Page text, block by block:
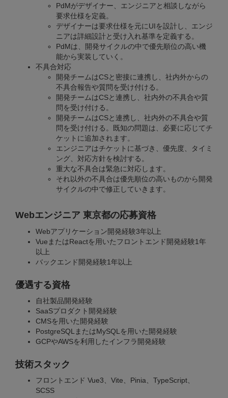
PdMがデザイナー、エンジニアと相談しながら
要求仕様を定義。
デザイナーは要求仕様を元にUIを設計し、エンジ
ニアは詳細設計と受け入れ基準を定義する。
PdMは、開発サイクルの中で優先順位の高い機
能から実装していく。
不具合対応
開発チームはCSと密接に連携し、社内外からの
不具合報告や質問を受け付ける。
開発チームはCSと連携し、社内外の不具合や質
問を受け付ける。
開発チームはCSと連携し、社内外の不具合や質
問を受け付ける。既知の問題は、必要に応じてチ
ケットに追加されます。
エンジニアはチケットに基づき、優先度、タイミ
ング、対応方針を検討する。
重大な不具合は緊急に対応します。
それ以外の不具合は優先順位の高いものから開発
サイクルの中で修正していきます。
Webエンジニア 東京都の応募資格
Webアプリケーション開発経験3年以上
VueまたはReactを用いたフロントエンド開発経験1年
以上
バックエンド開発経験1年以上
優遇する資格
自社製品開発経験
SaaSプロダクト開発経験
CMSを用いた開発経験
PostgreSQLまたはMySQLを用いた開発経験
GCPやAWSを利用したインフラ開発経験
技術スタック
フロントエンド Vue3、Vite、Pinia、TypeScript、
SCSS